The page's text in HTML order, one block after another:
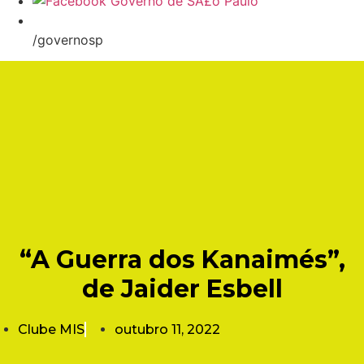
/governosp
“A Guerra dos Kanaimés”,
de Jaider Esbell
Clube MIS outubro 11, 2022